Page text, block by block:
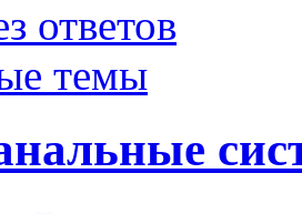
ответов
темы